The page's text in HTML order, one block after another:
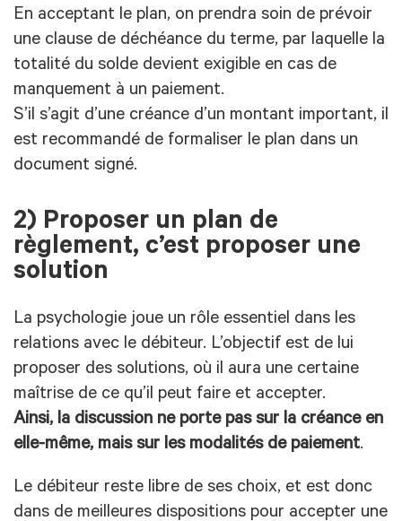
En acceptant le plan, on prendra soin de prévoir
une clause de déchéance du terme, par laquelle la
totalité du solde devient exigible en cas de
manquement à un paiement.
S’il s’agit d’une créance d’un montant important, il
est recommandé de formaliser le plan dans un
document signé.
2) Proposer un plan de
règlement, c’est proposer une
solution
La psychologie joue un rôle essentiel dans les
relations avec le débiteur. L’objectif est de lui
proposer des solutions, où il aura une certaine
maîtrise de ce qu’il peut faire et accepter.
Ainsi, la discussion ne porte pas sur la créance en
elle-même, mais sur les modalités de paiement.
Le débiteur reste libre de ses choix, et est donc
dans de meilleures dispositions pour accepter une